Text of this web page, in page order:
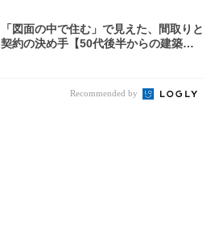
「図面の中で住む」で見えた、間取りと
契約の決め手【50代後半からの建築家
Recommended by